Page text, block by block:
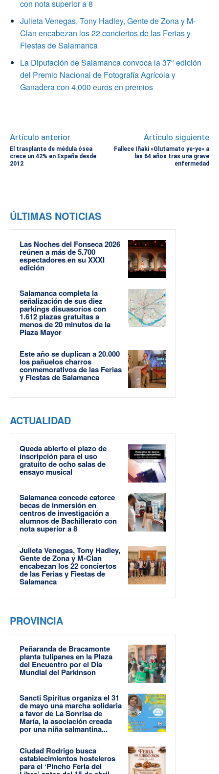
con nota superior a 8
Julieta Venegas, Tony Hadley, Gente de Zona y M-
Clan encabezan los 22 conciertos de las Ferias y
Fiestas de Salamanca
La Diputación de Salamanca convoca la 37ª edición
del Premio Nacional de Fotografía Agrícola y
Ganadera con 4.000 euros en premios
Artículo anterior
El trasplante de médula ósea
crece un 42% en España desde
2012
Artículo siguiente
Fallece Iñaki «Glutamato ye-ye» a
las 64 años tras una grave
enfermedad
ÚLTIMAS NOTICIAS
Las Noches del Fonseca 2026
reúnen a más de 5.700
espectadores en su XXXI
edición
Salamanca completa la
señalización de sus diez
parkings disuasorios con
1.612 plazas gratuitas a
menos de 20 minutos de la
Plaza Mayor
Este año se duplican a 20.000
los pañuelos charros
conmemorativos de las Ferias
y Fiestas de Salamanca
ACTUALIDAD
Queda abierto el plazo de
inscripción para el uso
gratuito de ocho salas de
ensayo musical
Salamanca concede catorce
becas de inmersión en
centros de investigación a
alumnos de Bachillerato con
nota superior a 8
Julieta Venegas, Tony Hadley,
Gente de Zona y M-Clan
encabezan los 22 conciertos
de las Ferias y Fiestas de
Salamanca
PROVINCIA
Peñaranda de Bracamonte
planta tulipanes en la Plaza
del Encuentro por el Día
Mundial del Parkinson
Sancti Spíritus organiza el 31
de mayo una marcha solidaria
a favor de La Sonrisa de
María, la asociación creada
por una niña salmantina...
Ciudad Rodrigo busca
establecimientos hosteleros
para el ‘Pincho Feria del